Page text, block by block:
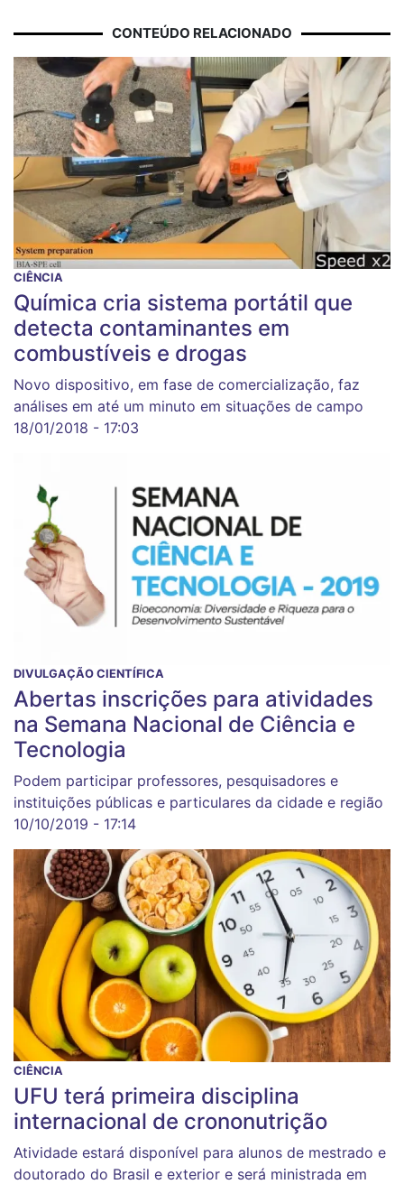
CONTEÚDO RELACIONADO
CIÊNCIA
Química cria sistema portátil que
detecta contaminantes em
combustíveis e drogas
Novo dispositivo, em fase de comercialização, faz
análises em até um minuto em situações de campo
18/01/2018 - 17:03
DIVULGAÇÃO CIENTÍFICA
Abertas inscrições para atividades
na Semana Nacional de Ciência e
Tecnologia
Podem participar professores, pesquisadores e
instituições públicas e particulares da cidade e região
10/10/2019 - 17:14
CIÊNCIA
UFU terá primeira disciplina
internacional de crononutrição
Atividade estará disponível para alunos de mestrado e
doutorado do Brasil e exterior e será ministrada em